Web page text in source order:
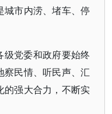
城市内涝、堵车、停
级党委和政府要始终
察民情、听民声、汇
的强大合力，不断实